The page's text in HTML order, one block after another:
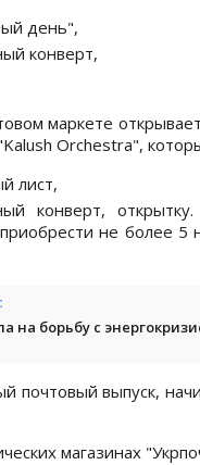
день",
конверт,
маркете
Orchestra",
лист,
конверт,
не более 5
на борьбу с
почтовый выпуск,
магазинах